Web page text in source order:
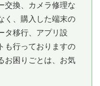
交換、カメラ修理な
く、購入した端末の
タ移行、アプリ設
も行っておりますの
お困りごとは、お気